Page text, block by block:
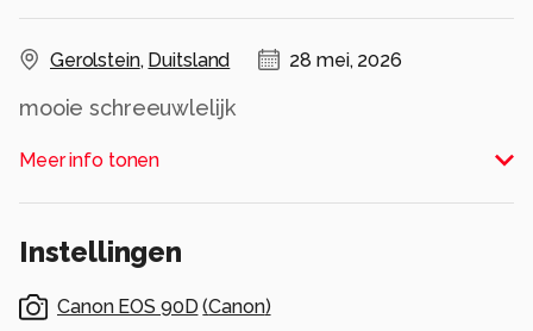
Gerolstein, Duitsland 28 mei, 2026
mooie schreeuwlelijk
Alle rechten voorbehouden
Meer info tonen
Instellingen
Canon EOS 90D (Canon)